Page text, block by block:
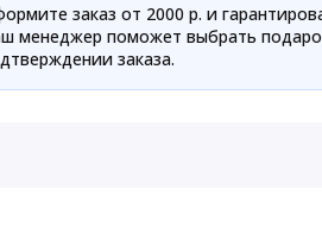
заказ от 2000 р. и
менеджер поможет выбрать
заказа.